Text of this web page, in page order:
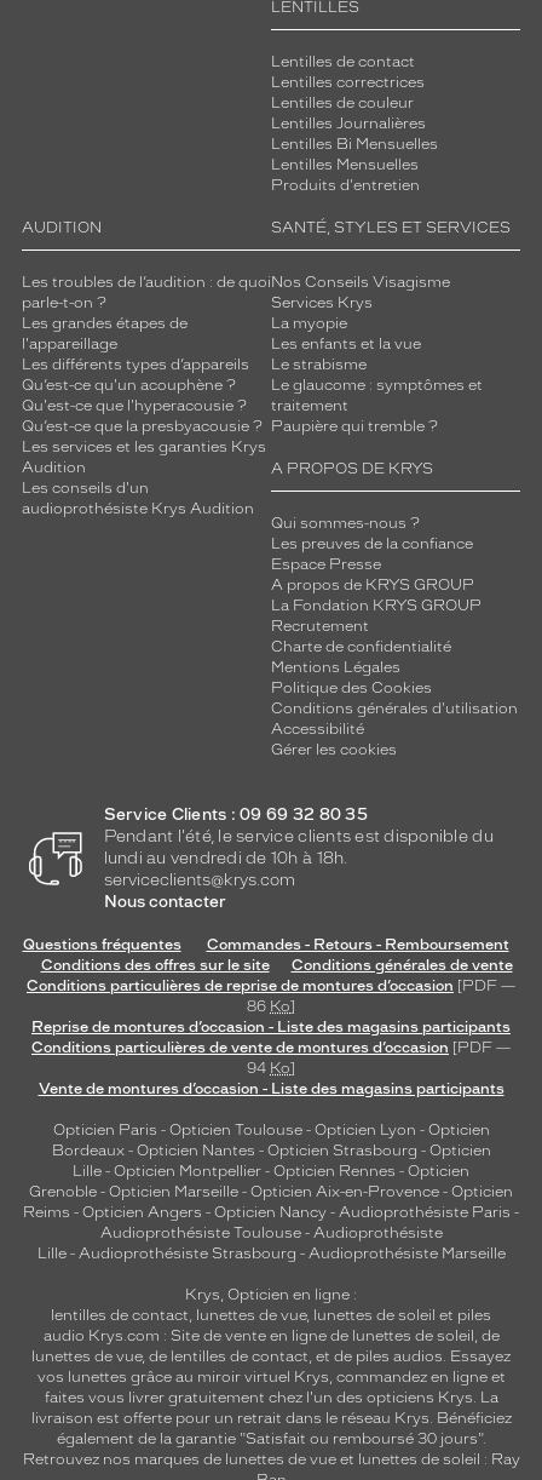
LENTILLES
Lentilles de contact
Lentilles correctrices
Lentilles de couleur
Lentilles Journalières
Lentilles Bi Mensuelles
Lentilles Mensuelles
Produits d'entretien
AUDITION
Les troubles de l’audition : de quoi
parle-t-on ?
Les grandes étapes de
l'appareillage
Les différents types d’appareils
Qu’est-ce qu'un acouphène ?
Qu'est-ce que l'hyperacousie ?
Qu’est-ce que la presbyacousie ?
Les services et les garanties Krys
Audition
Les conseils d'un
audioprothésiste Krys Audition
SANTÉ, STYLES ET SERVICES
Nos Conseils Visagisme
Services Krys
La myopie
Les enfants et la vue
Le strabisme
Le glaucome : symptômes et
traitement
Paupière qui tremble ?
A PROPOS DE KRYS
Qui sommes-nous ?
Les preuves de la confiance
Espace Presse
A propos de KRYS GROUP
La Fondation KRYS GROUP
Recrutement
Charte de confidentialité
Mentions Légales
Politique des Cookies
Conditions générales d'utilisation
Accessibilité
Gérer les cookies
Service Clients : 09 69 32 80 35
Pendant l'été, le service clients est disponible du
lundi au vendredi de 10h à 18h.
serviceclients@krys.com
Nous contacter
Questions fréquentes
Commandes - Retours - Remboursement
Conditions des offres sur le site
Conditions générales de vente
Conditions particulières de reprise de montures d’occasion [PDF —
86 Ko]
Reprise de montures d’occasion - Liste des magasins participants
Conditions particulières de vente de montures d’occasion [PDF —
94 Ko]
Vente de montures d’occasion - Liste des magasins participants
Opticien Paris - Opticien Toulouse- Opticien Lyon - Opticien
Bordeaux- Opticien Nantes - Opticien Strasbourg - Opticien
Lille - Opticien Montpellier - Opticien Rennes - Opticien
Grenoble - Opticien Marseille - Opticien Aix-en-Provence - Opticien
Reims - Opticien Angers - Opticien Nancy - Audioprothésiste Paris -
Audioprothésiste Toulouse- Audioprothésiste
Lille- Audioprothésiste Strasbourg - Audioprothésiste Marseille
Krys, Opticien en ligne :
lentilles de contact, lunettes de vue, lunettes de soleil et piles
audio Krys.com : Site de vente en ligne de lunettes de soleil, de
lunettes de vue, de lentilles de contact, et de piles audios. Essayez
vos lunettes grâce au miroir virtuel Krys, commandez en ligne et
faites vous livrer gratuitement chez l'un des opticiens Krys. La
livraison est offerte pour un retrait dans le réseau Krys. Bénéficiez
également de la garantie "Satisfait ou remboursé 30 jours".
Retrouvez nos marques de lunettes de vue et lunettes de soleil : Ray